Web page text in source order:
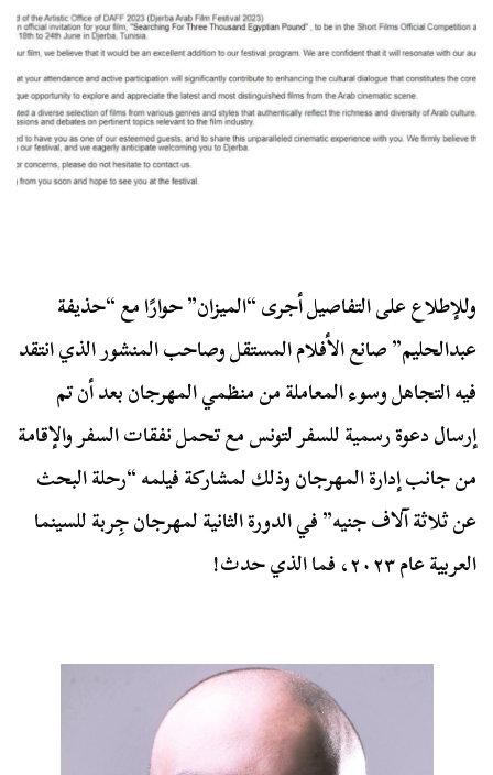
وللإطلاع على التفاصيل أجرى “الميزان” حوارًا مع “حذيفة
عبدالحليم” صانع الأفلام المستقل وصاحب المنشور الذي انتقد
فيه التجاهل وسوء المعاملة من منظمي المهرجان بعد أن تم
إرسال دعوة رسمية للسفر لتونس مع تحمل نفقات السفر والإقامة
من جانب إدارة المهرجان وذلك لمشاركة فيلمه “رحلة البحث
عن ثلاثة آلاف جنيه” في الدورة الثانية لمهرجان جِربة للسينما
العربية عام ٢٠٢٣، فما الذي حدث!